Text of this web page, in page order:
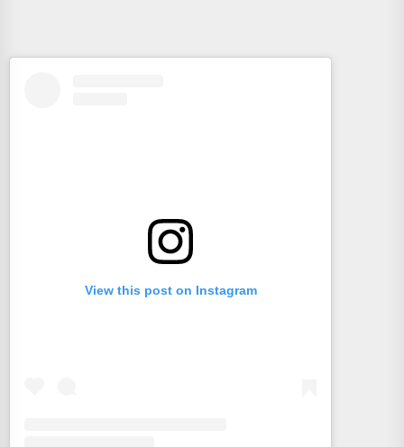
View this post on Instagram